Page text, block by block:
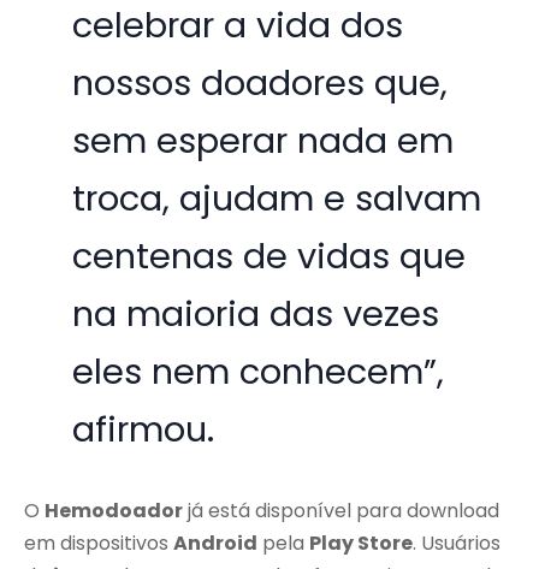
celebrar a vida dos
nossos doadores que,
sem esperar nada em
troca, ajudam e salvam
centenas de vidas que
na maioria das vezes
eles nem conhecem”,
afirmou.
O Hemodoadorjá está disponível para download
em dispositivos Android pela Play Store. Usuários